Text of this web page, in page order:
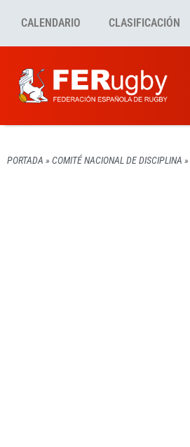
CALENDARIO CLASIFICACIÓN
PORTADA » COMITÉ NACIONAL DE DISCIPLINA »